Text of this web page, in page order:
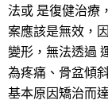
法或 是復健治療
案應該是無效，
變形，無法透過
為疼痛、骨盆傾
基本原因矯治而